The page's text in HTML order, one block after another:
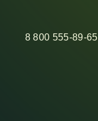
8 800 555-89-65